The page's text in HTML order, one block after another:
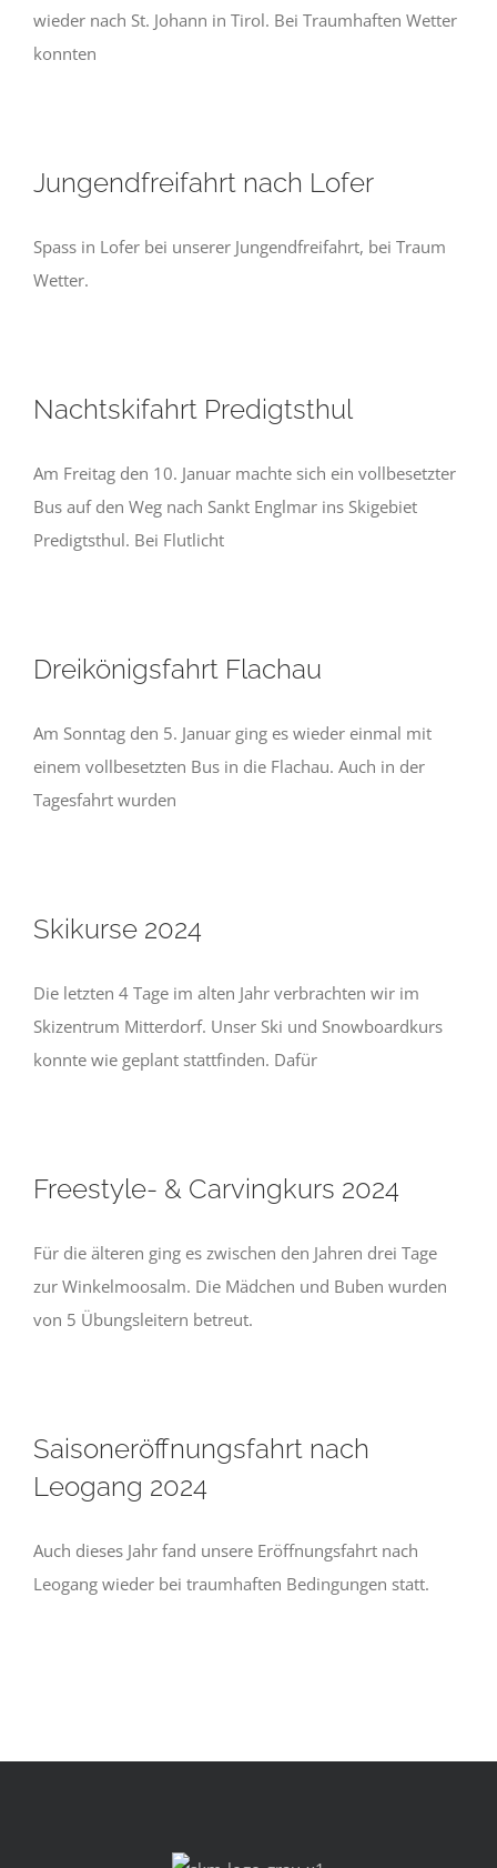
wieder nach St. Johann in Tirol. Bei Traumhaften Wetter
konnten
Jungendfreifahrt nach Lofer
Spass in Lofer bei unserer Jungendfreifahrt, bei Traum
Wetter.
Nachtskifahrt Predigtsthul
Am Freitag den 10. Januar machte sich ein vollbesetzter
Bus auf den Weg nach Sankt Englmar ins Skigebiet
Predigtsthul. Bei Flutlicht
Dreikönigsfahrt Flachau
Am Sonntag den 5. Januar ging es wieder einmal mit
einem vollbesetzten Bus in die Flachau. Auch in der
Tagesfahrt wurden
Skikurse 2024
Die letzten 4 Tage im alten Jahr verbrachten wir im
Skizentrum Mitterdorf. Unser Ski und Snowboardkurs
konnte wie geplant stattfinden. Dafür
Freestyle- & Carvingkurs 2024
Für die älteren ging es zwischen den Jahren drei Tage
zur Winkelmoosalm. Die Mädchen und Buben wurden
von 5 Übungsleitern betreut.
Saisoneröffnungsfahrt nach
Leogang 2024
Auch dieses Jahr fand unsere Eröffnungsfahrt nach
Leogang wieder bei traumhaften Bedingungen statt.